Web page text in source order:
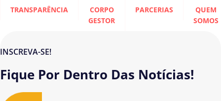
TRANSPARÊNCIA
CORPO
GESTOR
PARCERIAS
QUEM
SOMOS
INSCREVA-SE!
Fique Por Dentro Das Notícias!